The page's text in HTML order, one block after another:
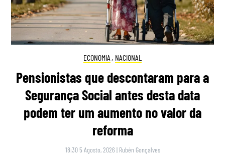
ECONOMIA , NACIONAL
Pensionistas que descontaram para a
Segurança Social antes desta data
podem ter um aumento no valor da
reforma
18:30 5 Agosto, 2026 | Rubén Gonçalves